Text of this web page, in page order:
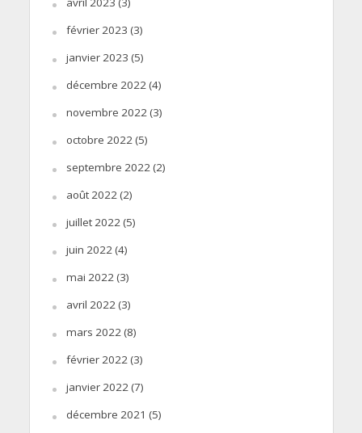
février 2023 (3)
janvier 2023 (5)
décembre 2022(4)
novembre 2022(3)
octobre 2022(5)
septembre 2022(2)
août 2022(2)
juillet 2022(5)
juin 2022(4)
mai 2022(3)
avril 2022(3)
mars 2022(8)
février 2022(3)
janvier 2022(7)
décembre 2021 (5)